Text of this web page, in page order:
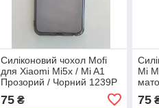
Силіконовий чохол Mofi
для Xiaomi Mi5x / Mi A1
Прозорий / Чорний 1239P
75₴
Mi
75